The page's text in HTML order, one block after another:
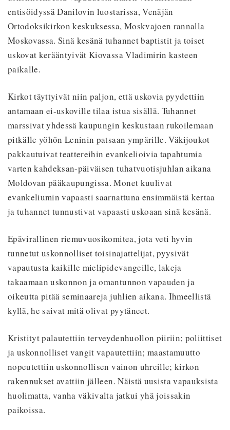
entisöidyssä Danilovin luostarissa, Venäjän
Ortodoksikirkon keskuksessa, Moskvajoen rannalla
Moskovassa. Sinä kesänä tuhannet baptistit ja toiset
uskovat kerääntyivät Kiovassa Vladimirin kasteen
paikalle.
Kirkot täyttyivät niin paljon, että uskovia pyydettiin
antamaan ei-uskoville tilaa istua sisällä. Tuhannet
marssivat yhdessä kaupungin keskustaan rukoilemaan
pitkälle yöhön Leninin patsaan ympärille. Väkijoukot
pakkautuivat teattereihin evankelioivia tapahtumia
varten kahdeksan-päiväisen tuhatvuotisjuhlan aikana
Moldovan pääkaupungissa. Monet kuulivat
evankeliumin vapaasti saarnattuna ensimmäistä kertaa
ja tuhannet tunnustivat vapaasti uskoaan sinä kesänä.
Epävirallinen riemuvuosikomitea, jota veti hyvin
tunnetut uskonnolliset toisinajattelijat, pyysivät
vapautusta kaikille mielipidevangeille, lakeja
takaamaan uskonnon ja omantunnon vapauden ja
oikeutta pitää seminaareja juhlien aikana. Ihmeellistä
kyllä, he saivat mitä olivat pyytäneet.
Kristityt palautettiin terveydenhuollon piiriin; poliittiset
ja uskonnolliset vangit vapautettiin; maastamuutto
nopeutettiin uskonnollisen vainon uhreille; kirkon
rakennukset avattiin jälleen. Näistä uusista vapauksista
huolimatta, vanha väkivalta jatkui yhä joissakin
paikoissa.